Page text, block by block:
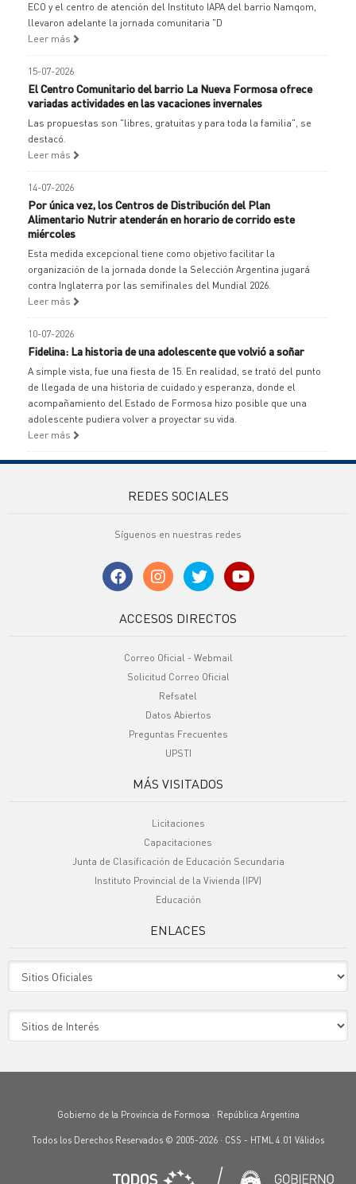
ECO y el centro de atención del Instituto IAPA del barrio Namqom,
llevaron adelante la jornada comunitaria "D
Leer más
15-07-2026
El Centro Comunitario del barrio La Nueva Formosa ofrece
variadas actividades en las vacaciones invernales
Las propuestas son "libres, gratuitas y para toda la familia", se
destacó.
Leer más
14-07-2026
Por única vez, los Centros de Distribución del Plan
Alimentario Nutrir atenderán en horario de corrido este
miércoles
Esta medida excepcional tiene como objetivo facilitar la
organización de la jornada donde la Selección Argentina jugará
contra Inglaterra por las semifinales del Mundial 2026.
Leer más
10-07-2026
Fidelina: La historia de una adolescente que volvió a soñar
A simple vista, fue una fiesta de 15. En realidad, se trató del punto
de llegada de una historia de cuidado y esperanza, donde el
acompañamiento del Estado de Formosa hizo posible que una
adolescente pudiera volver a proyectar su vida.
Leer más
REDES SOCIALES
Síguenos en nuestras redes
ACCESOS DIRECTOS
Correo Oficial - Webmail
Solicitud Correo Oficial
Refsatel
Datos Abiertos
Preguntas Frecuentes
UPSTI
MÁS VISITADOS
Licitaciones
Capacitaciones
Junta de Clasificación de Educación Secundaria
Instituto Provincial de la Vivienda (IPV)
Educación
ENLACES
Gobierno de la Provincia de Formosa · República Argentina
Todos los Derechos Reservados © 2005-2026 · CSS - HTML 4.01 Válidos